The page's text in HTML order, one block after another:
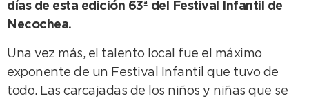
días de esta edición 63ª del Festival Infantil de
Necochea.
Una vez más, el talento local fue el máximo
exponente de un Festival Infantil que tuvo de
todo. Las carcajadas de los niños y niñas que se